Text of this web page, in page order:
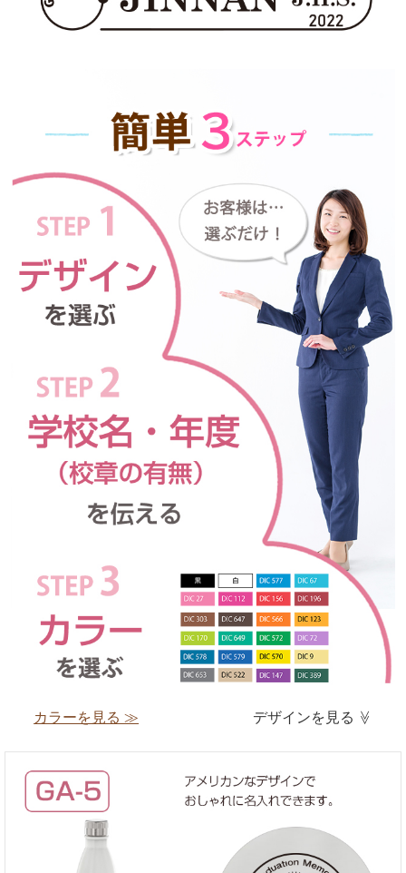
デザインを見る ≫
カラーを見る ≫